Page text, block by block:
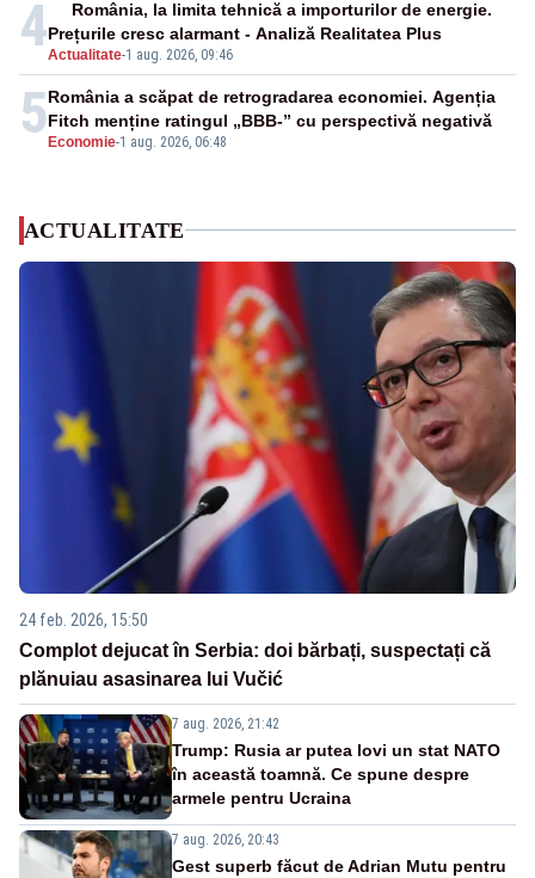
4Actualitate-1 aug. 2026, 09:46
România, la limita tehnică a importurilor de energie.
Prețurile cresc alarmant - Analiză Realitatea Plus
5 Economie-1 aug. 2026, 06:48
România a scăpat de retrogradarea economiei. Agenția
Fitch menține ratingul „BBB-” cu perspectivă negativă
ACTUALITATE
24 feb. 2026, 15:50
Complot dejucat în Serbia: doi bărbați, suspectați că
plănuiau asasinarea lui Vučić
7 aug. 2026, 21:42
Trump: Rusia ar putea lovi un stat NATO
în această toamnă. Ce spune despre
armele pentru Ucraina
7 aug. 2026, 20:43
Gest superb făcut de Adrian Mutu pentru